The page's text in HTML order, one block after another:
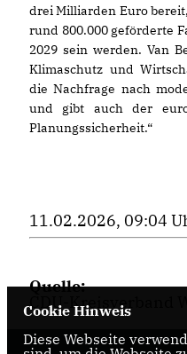
drei Milliarden Euro
rund 800.000 geförderte
2029 sein werden. Van
Klimaschutz und
die Nachfrage nach
und gibt auch der
Planungssicherheit.“
11.02.2026, 09:04
Quelle:
CDU-Kreisverband
Cookie Hinweis
Diese Webseite